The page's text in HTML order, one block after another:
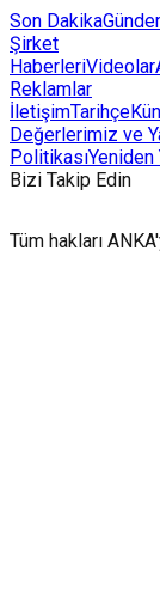
Son Dakika
Şirket
HaberleriVideolar
Reklamlar
İletişimTarihçe
Değerlerimiz ve
PolitikasıYeniden
Bizi Takip Edin
Tüm hakları